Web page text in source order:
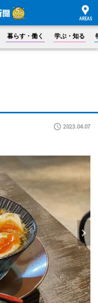
暮らす・働く 学ぶ・知る
2023.04.07